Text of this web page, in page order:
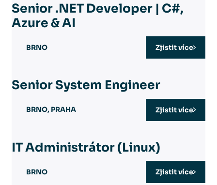
Senior .NET Developer | C#,
Azure & AI
BRNO Zjistit více
Senior System Engineer
BRNO, PRAHA Zjistit více
IT Administrátor (Linux)
BRNO Zjistit více